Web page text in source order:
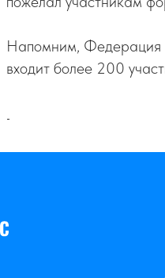
Напомним, Федерация
входит более 200
-